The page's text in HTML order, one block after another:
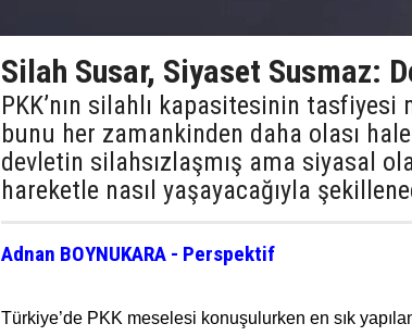
Silah Susar, Siyaset Susmaz:
PKK’nın silahlı kapasitesinin
bunu her zamankinden daha olası
devletin silahsızlaşmış ama siyasal
hareketle nasıl yaşayacağıyla
Adnan BOYNUKARA - Perspektif
Türkiye’de PKK meselesi konuşulurken en sık